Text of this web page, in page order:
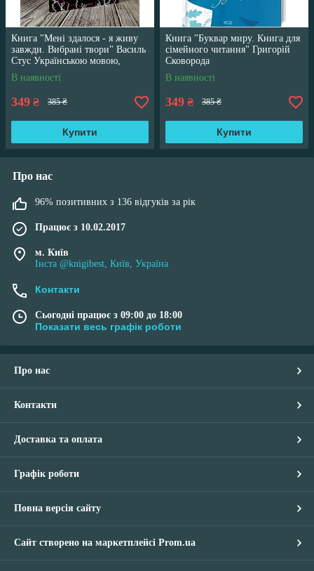
Книга "Мені здалося - я живу
завжди. Вибрані твори" Василь
Стус Українською мовою,
тверда обкладинка
В наявності
349 ₴ 385 ₴
Купити
Книга "Буквар миру. Книга для
сімейного читання" Григорій
Сковорода
В наявності
349 ₴ 385 ₴
Купити
Про нас
96% позитивних з 136 відгуків за рік
Працює з 10.02.2017
м. Київ
Інста @knigibest, Київ, Україна
Контакти
Сьогодні працює з 09:00 до 18:00
Показати весь графік роботи
Про нас
Контакти
Доставка та оплата
Графік роботи
Повна версія сайту
Сайт створено на маркетплейсі Prom.ua